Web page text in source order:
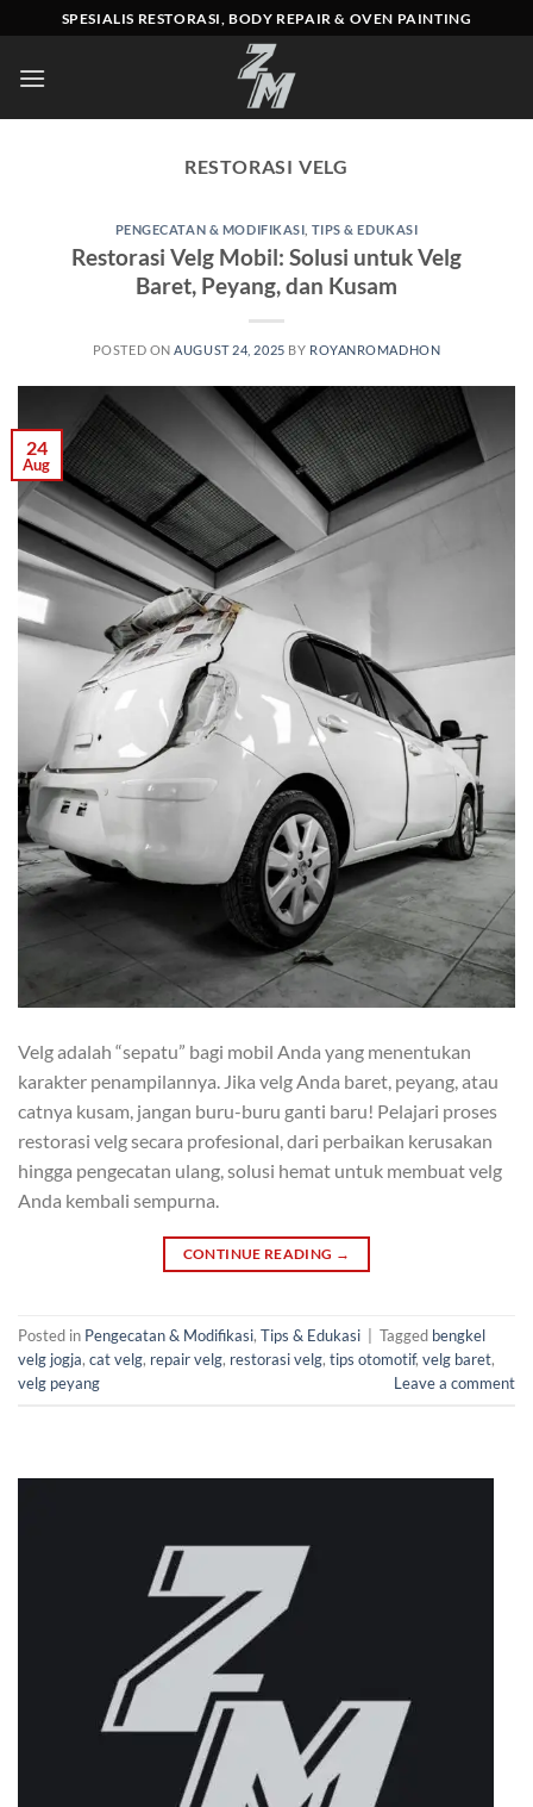
to
content
SPESIALIS RESTORASI, BODY REPAIR & OVEN PAINTING
RESTORASI VELG
PENGECATAN & MODIFIKASI TIPS & EDUKASI
Restorasi Velg Mobil: Solusi untuk Velg
Baret, Peyang, dan Kusam
POSTED ON AUGUST 24, 2025 BY ROYANROMADHON
24
Aug
Velg adalah “sepatu” bagi mobil Anda yang menentukan
karakter penampilannya. Jika velg Anda baret, peyang, atau
catnya kusam, jangan buru-buru ganti baru! Pelajari proses
restorasi velg secara profesional, dari perbaikan kerusakan
hingga pengecatan ulang, solusi hemat untuk membuat velg
Anda kembali sempurna.
CONTINUE READING →
Posted in Pengecatan & Modifikasi, Tips & Edukasi Tagged bengkel
velg jogja, cat velg, repair velg, restorasi velg, tips otomotif, velg baret,
velg peyang
Leave a comment